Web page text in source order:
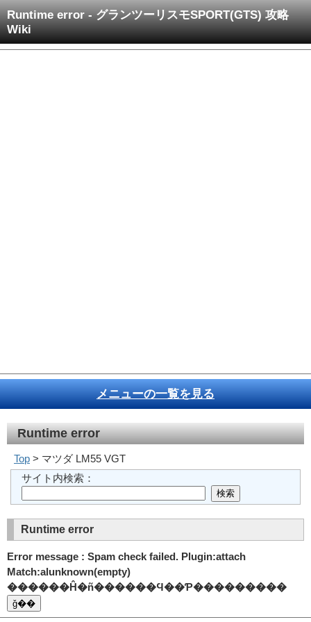
Runtime error - グランツーリスモSPORT(GTS) 攻略
Wiki
メニューの一覧を見る
Runtime error
Top > マツダ LM55 VGT
サイト内検索：
Runtime error
Error message : Spam check failed. Plugin:attach
Match:alunknown(empty)
������Ĥ�ñ������Ϥ��Ƥ���������